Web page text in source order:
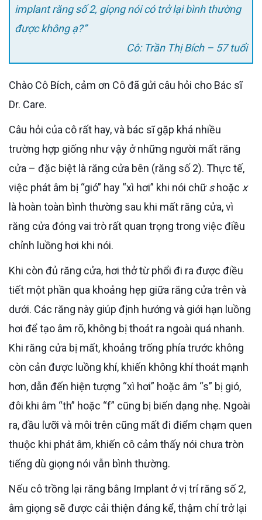
implant răng số 2, giọng nói có trở lại bình thường
được không ạ?”
Cô: Trần Thị Bích – 57 tuổi
Chào Cô Bích, cảm ơn Cô đã gửi câu hỏi cho Bác sĩ
Dr. Care.
Câu hỏi của cô rất hay, và bác sĩ gặp khá nhiều
trường hợp giống như vậy ở những người mất răng
cửa – đặc biệt là răng cửa bên (răng số 2). Thực tế,
việc phát âm bị “gió” hay “xì hơi” khi nói chữshoặc x
là hoàn toàn bình thường sau khi mất răng cửa, vì
răng cửa đóng vai trò rất quan trọng trong việc điều
chỉnh luồng hơi khi nói.
Khi còn đủ răng cửa, hơi thở từ phổi đi ra được điều
tiết một phần qua khoảng hẹp giữa răng cửa trên và
dưới. Các răng này giúp định hướng và giới hạn luồng
hơi để tạo âm rõ, không bị thoát ra ngoài quá nhanh.
Khi răng cửa bị mất, khoảng trống phía trước không
còn cản được luồng khí, khiến không khí thoát mạnh
hơn, dẫn đến hiện tượng “xì hơi” hoặc âm “s” bị gió,
đôi khi âm “th” hoặc “f” cũng bị biến dạng nhẹ. Ngoài
ra, đầu lưỡi và môi trên cũng mất đi điểm chạm quen
thuộc khi phát âm, khiến cô cảm thấy nói chưa tròn
tiếng dù giọng nói vẫn bình thường.
Nếu cô trồng lại răng bằng Implant ở vị trí răng số 2,
âm giọng sẽ được cải thiện đáng kể, thậm chí trở lại